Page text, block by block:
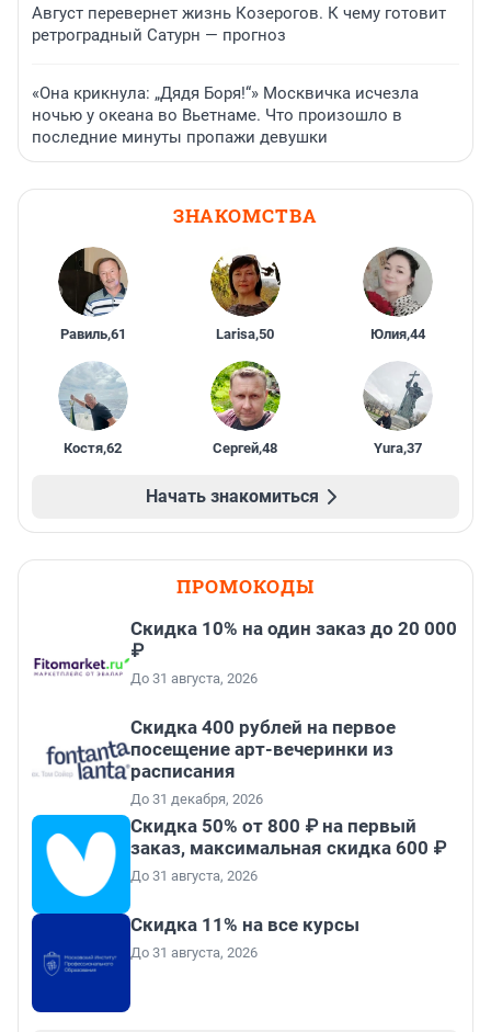
Август перевернет жизнь Козерогов. К чему готовит
ретроградный Сатурн — прогноз
«Она крикнула: „Дядя Боря!“» Москвичка исчезла
ночью у океана во Вьетнаме. Что произошло в
последние минуты пропажи девушки
ЗНАКОМСТВА
Равиль,61 Larisa,50 Юлия,44
Костя,62 Сергей,48 Yura,37
Начать знакомиться
ПРОМОКОДЫ
Скидка 10% на один заказ до 20 000
₽
До 31 августа, 2026
Cкидка 400 рублей на первое
посещение арт-вечеринки из
расписания
До 31 декабря, 2026
Скидка 50% от 800 ₽ на первый
заказ, максимальная скидка 600 ₽
До 31 августа, 2026
Скидка 11% на все курсы
До 31 августа, 2026